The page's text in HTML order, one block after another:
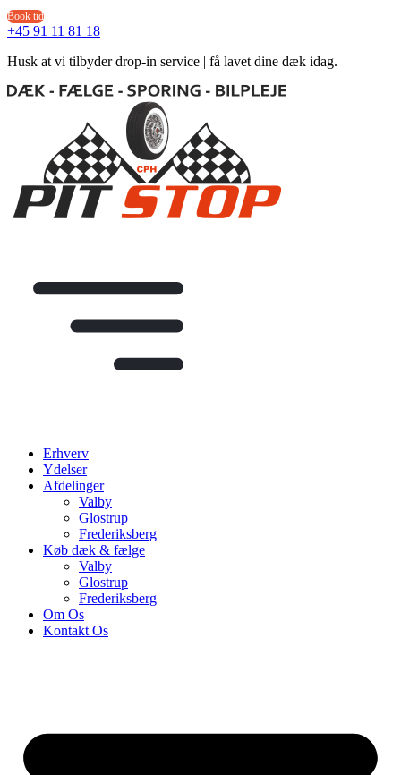
Videre
til
Book tid
+45 91 11 81 18
Husk at vi tilbyder drop-in service | få lavet dine dæk idag.
Erhverv
Ydelser
Afdelinger
Valby
Glostrup
Frederiksberg
Køb dæk & fælge
Valby
Glostrup
Frederiksberg
Om Os
Kontakt Os